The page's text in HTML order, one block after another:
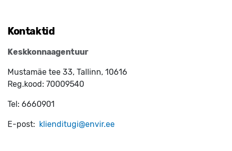
Kontaktid
Keskkonnaagentuur
Mustamäe tee 33, Tallinn, 10616
Reg.kood: 70009540
Tel: 6660901
E-post: klienditugi@envir.ee